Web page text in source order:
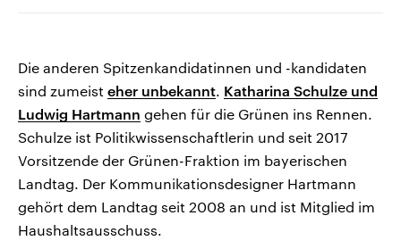
Die anderen Spitzenkandidatinnen und -kandidaten
sind zumeist eher unbekannt. Katharina Schulze und
Ludwig Hartmann gehen für die Grünen ins Rennen.
Schulze ist Politikwissenschaftlerin und seit 2017
Vorsitzende der Grünen-Fraktion im bayerischen
Landtag. Der Kommunikationsdesigner Hartmann
gehört dem Landtag seit 2008 an und ist Mitglied im
Haushaltsausschuss.